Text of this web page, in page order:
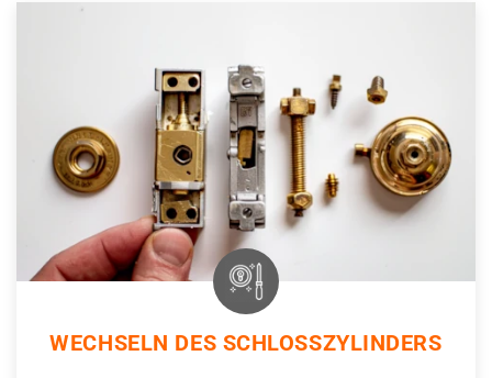
WECHSELN DES SCHLOSSZYLINDERS